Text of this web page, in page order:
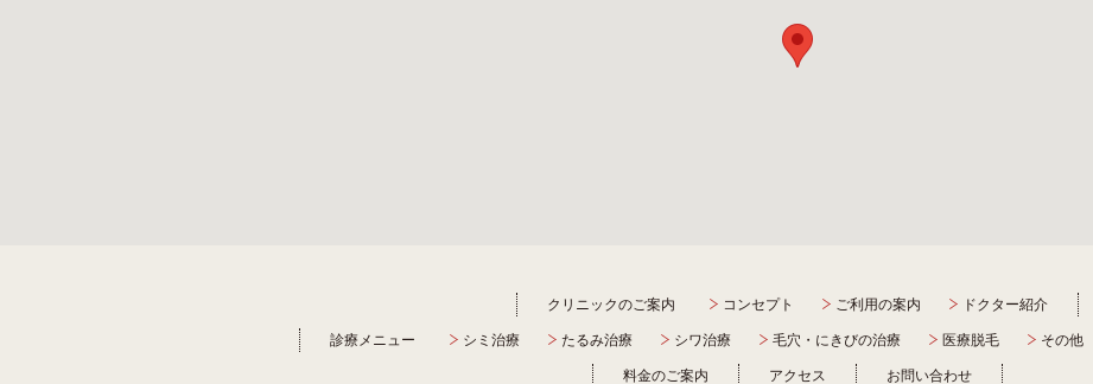
クリニックのご案内 コンセプト ご利用の案内 ドクター紹介
診療メニュー シミ治療 たるみ治療 シワ治療 毛穴・にきびの治療 医療脱毛 その他
料金のご案内 アクセス お問い合わせ